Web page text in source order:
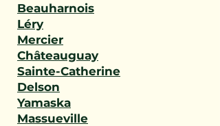
Beauharnois
Léry
Mercier
Châteauguay
Sainte-Catherine
Delson
Yamaska
Massueville